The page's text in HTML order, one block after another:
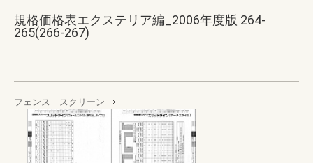
規格価格表エクステリア編_2006年度版 264-
265(266-267)
フェンス スクリーン